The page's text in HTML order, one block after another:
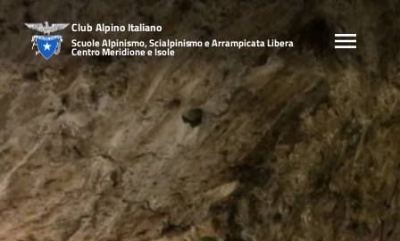
Skip
to
content
Club Alpino Italiano
Scuole Alpinismo, Scialpinismo e Arrampicata Libera
Centro Meridione e Isole